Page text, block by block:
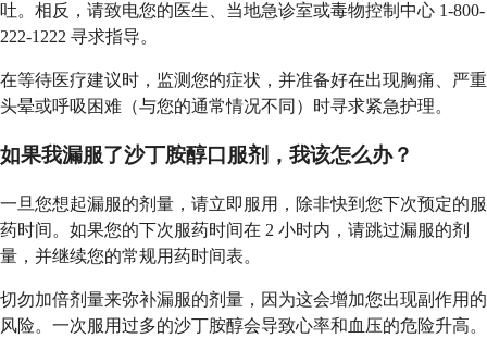
吐。相反，请致电您的医生、当地急诊室或毒物控制中心 1-800-
222-1222 寻求指导。
在等待医疗建议时，监测您的症状，并准备好在出现胸痛、严重
头晕或呼吸困难（与您的通常情况不同）时寻求紧急护理。
如果我漏服了沙丁胺醇口服剂，我该怎么办？
一旦您想起漏服的剂量，请立即服用，除非快到您下次预定的服
药时间。如果您的下次服药时间在 2 小时内，请跳过漏服的剂
量，并继续您的常规用药时间表。
切勿加倍剂量来弥补漏服的剂量，因为这会增加您出现副作用的
风险。一次服用过多的沙丁胺醇会导致心率和血压的危险升高。